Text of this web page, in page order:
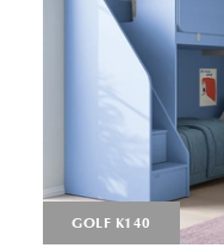
GOLF K140